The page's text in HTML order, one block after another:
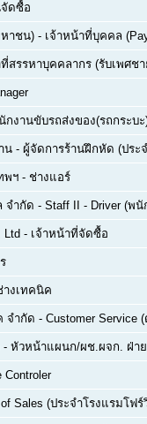
ดซื้อ
าชน) - เจ้าหน้าที่บุคคล
สรรหาบุคคลากร (รับเพศช
กงานขับรถส่งของ(รถกระบะ
น - ผู้จัดการร้านฝึกหัด (ประ
พฯ - ช่างแอร์
จำกัด - Staff II - Driver (พ
Ltd - เจ้าหน้าที่จัดซื้อ
างเทคนิค
จำกัด - Customer Service
- หัวหน้าแผนก/ผช.ผจก. ฝ่า
Controler
of Sales (ประจำโรงแรมโ